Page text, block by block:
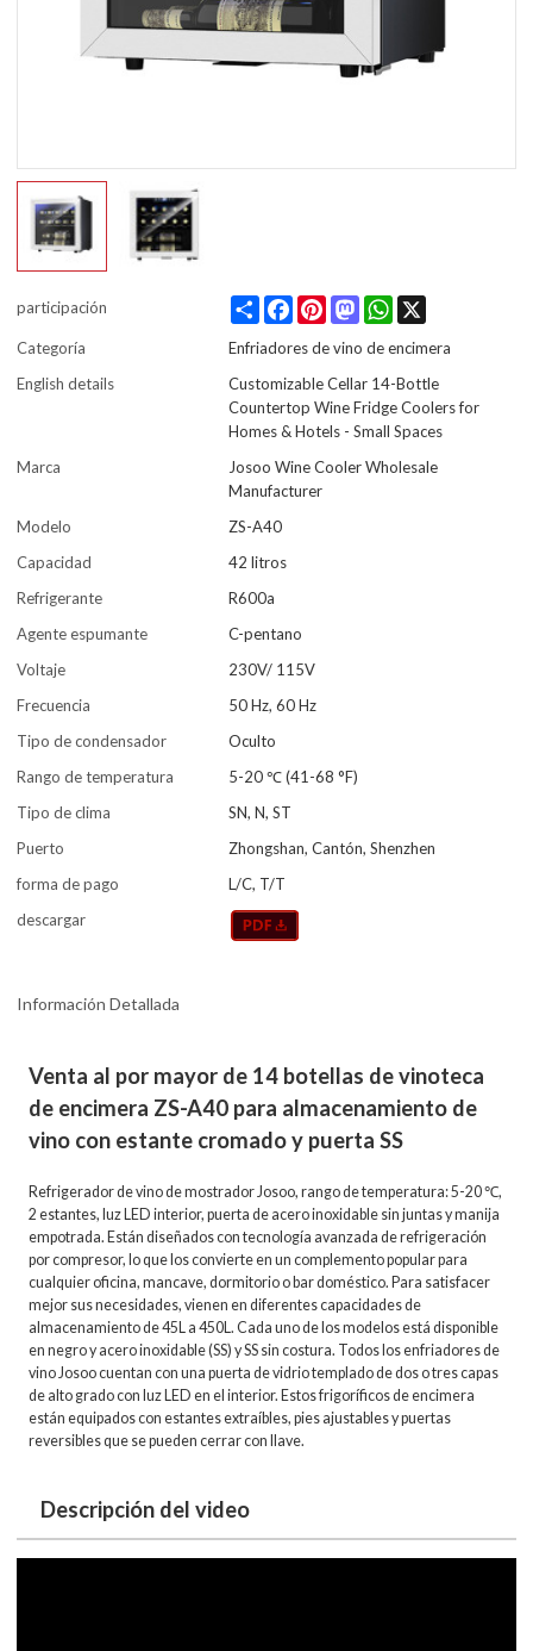
participación Share FacebookPinterestMastodonWhatsApp
Categoría
Enfriadores de vino de encimera
English details
Customizable Cellar 14-Bottle
Countertop Wine Fridge Coolers for
Homes & Hotels - Small Spaces
Marca
Josoo Wine Cooler Wholesale
Manufacturer
Modelo
ZS-A40
Capacidad
42 litros
Refrigerante
R600a
Agente espumante
C-pentano
Voltaje
230V/ 115V
Frecuencia
50 Hz, 60 Hz
Tipo de condensador
Oculto
Rango de temperatura
5-20 ℃ (41-68 °F)
Tipo de clima
SN, N, ST
Puerto
Zhongshan, Cantón, Shenzhen
forma de pago
L/C, T/T
descargar
Información Detallada
Venta al por mayor de 14 botellas de vinoteca
de encimera ZS-A40 para almacenamiento de
vino con estante cromado y puerta SS
Refrigerador de vino de mostrador Josoo, rango de temperatura: 5-20 ℃,
2 estantes, luz LED interior, puerta de acero inoxidable sin juntas y manija
empotrada. Están diseñados con tecnología avanzada de refrigeración
por compresor, lo que los convierte en un complemento popular para
cualquier oficina, mancave, dormitorio o bar doméstico. Para satisfacer
mejor sus necesidades, vienen en diferentes capacidades de
almacenamiento de 45L a 450L. Cada uno de los modelos está disponible
en negro y acero inoxidable (SS) y SS sin costura. Todos los enfriadores de
vino Josoo cuentan con una puerta de vidrio templado de dos o tres capas
de alto grado con luz LED en el interior. Estos frigoríficos de encimera
están equipados con estantes extraíbles, pies ajustables y puertas
reversibles que se pueden cerrar con llave.
Descripción del video